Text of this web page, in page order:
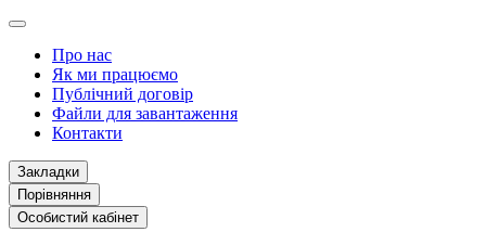
Про нас
Як ми працюємо
Публічний договір
Файли для завантаження
Контакти
Закладки
Порівняння
Особистий кабінет